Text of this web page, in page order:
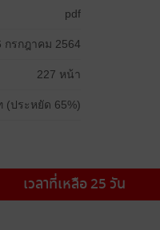
pdf
กรกฎาคม 2564
227 หน้า
(ประหยัด 65%)
เวลาที่เหลือ 25 วัน